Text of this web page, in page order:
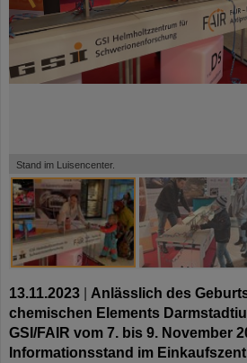
Stand im Luisencenter.
13.11.2023 | Anlässlich des
chemischen Elements
GSI/FAIR vom 7. bis 9. November
Informationsstand im